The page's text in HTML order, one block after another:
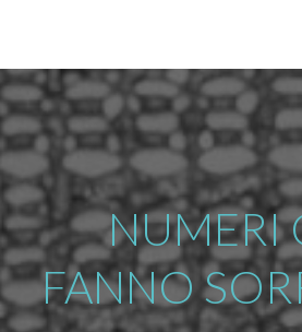
NUMERI
FANNO